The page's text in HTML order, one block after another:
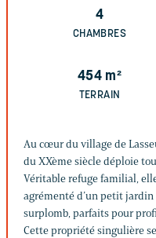
4
CHAMBRES
454 m²
TERRAIN
Au cœur du village de
du XXème siècle déploie
Véritable refuge familial,
agrémenté d’un petit
surplomb, parfaits pour
Cette propriété singulière